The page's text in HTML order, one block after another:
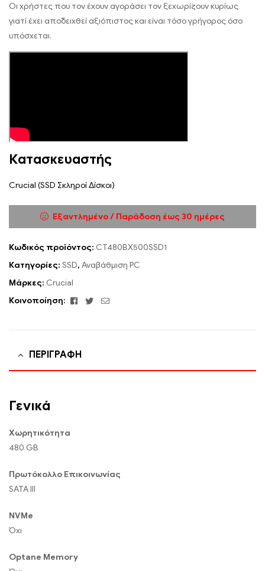
Οι χρήστες που τον έχουν αγοράσει τον ξεχωρίζουν κυρίως
γιατί έχει αποδειχθεί αξιόπιστος και είναι τόσο γρήγορος όσο
υπόσχεται.
Κατασκευαστής
Crucial (SSD Σκληροί Δίσκοι)
Εξαντλημένο / Παράδοση έως 30 ημέρες
Κωδικός προϊόντος: CT480BX500SSD1
Κατηγορίες: SSD, Αναβάθμιση PC
Μάρκες: Crucial
Κοινοποίηση:
Facebook
TwitterEmail
ΠΕΡΙΓΡΑΦΉ
Γενικά
Χωρητικότητα
480 GB
Πρωτόκολλο Επικοινωνίας
SATA III
NVMe
Όχι
Optane Memory